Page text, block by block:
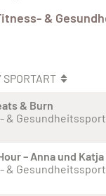
&
& Burn
& Gesundheitssport
– Anna und Katja
& Gesundheitssport